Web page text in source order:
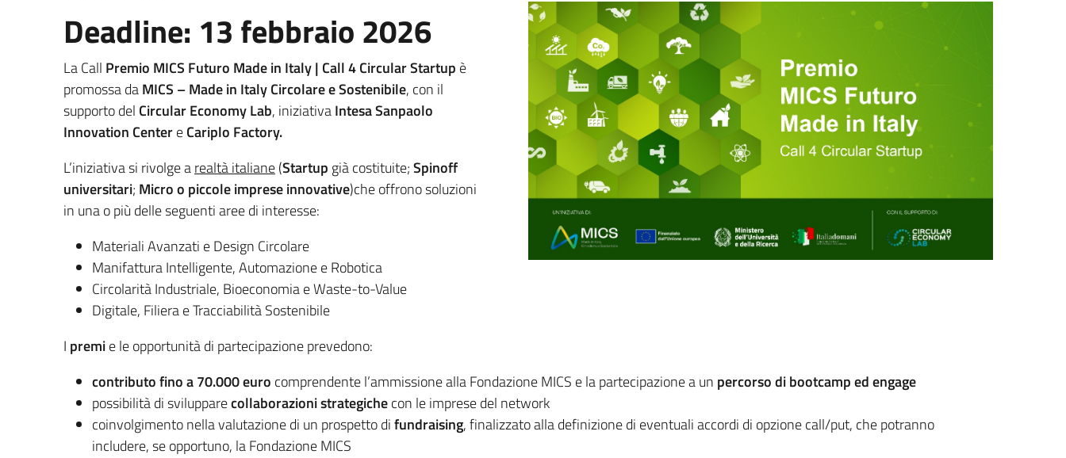
Deadline: 13 febbraio 2026
La Call Premio MICS Futuro Made in Italy | Call 4 Circular Startup è
promossa daMICS – Made in Italy Circolare e Sostenibile, con il
supporto del Circular Economy Lab, iniziativaIntesa Sanpaolo
Innovation CentereCariplo Factory.
L’iniziativa si rivolge arealtà italiane(Startup già costituite;Spinoff
universitari; Micro o piccole imprese innovative)che offrono soluzioni
in una o più delle seguenti aree di interesse:
Materiali Avanzati e Design Circolare
Manifattura Intelligente, Automazione e Robotica
Circolarità Industriale, Bioeconomia e Waste-to-Value
Digitale, Filiera e Tracciabilità Sostenibile
I premie le opportunità di partecipazione prevedono:
contributo fino a 70.000 euro comprendente l’ammissione alla Fondazione MICS e la partecipazione a un percorso di bootcamp ed engage
possibilità di svilupparecollaborazioni strategichecon le imprese del network
coinvolgimento nella valutazione di un prospetto difundraising, finalizzato alla definizione di eventuali accordi di opzione call/put, che potranno
includere, se opportuno, la Fondazione MICS